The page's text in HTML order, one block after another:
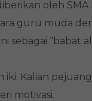
oleh
guru muda
sebagai “babat
iki. Kalian
motivasi.